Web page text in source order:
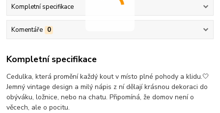
Kompletní specifikace
Komentáře 0
Kompletní specifikace
Cedulka, která promění každý kout v místo plné pohody a klidu.🤍
Jemný vintage design a milý nápis z ní dělají krásnou dekoraci do
obýváku, ložnice, nebo na chatu. Připomíná, že domov není o
věcech, ale o pocitu.